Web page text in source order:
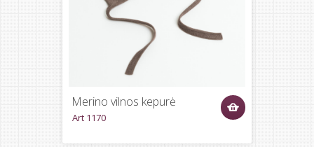
Merino vilnos kepurė
Art 1170